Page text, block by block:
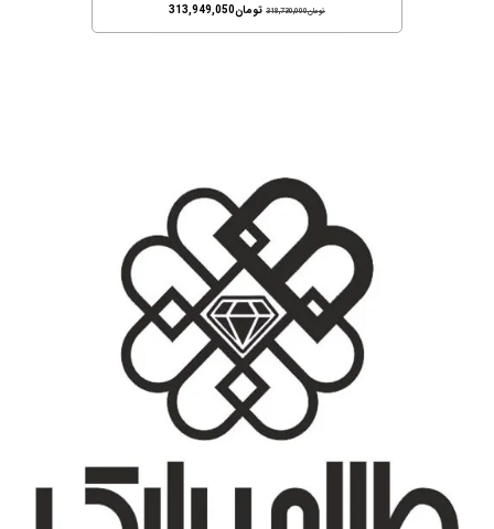
تومان318,730,000 تومان313,949,050